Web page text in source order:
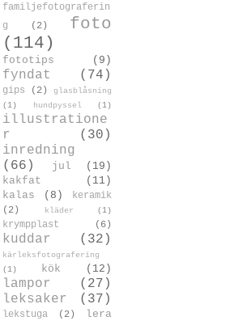
familjefotograferin
g
(2)
foto
(114)
fototips (9)
fyndat (74)
gips (2)
glasblåsning
(1)
hundpyssel (1)
illustratione
r
(30)
inredning
(66)
jul
(19)
kakfat
(11)
kalas
(8)
keramik
(2)
kläder (1)
krympplast (6)
kuddar (32)
kärleksfotografering
(1)
kök (12)
lampor
(27)
leksaker
(37)
lekstuga (2)
lera